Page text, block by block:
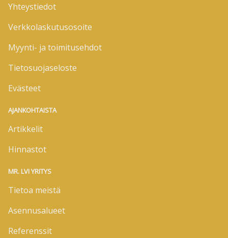
Yhteystiedot
Verkkolaskutusosoite
Myynti- ja toimitusehdot
Tietosuojaseloste
Evästeet
AJANKOHTAISTA
Artikkelit
Hinnastot
MR. LVI YRITYS
Tietoa meistä
Asennusalueet
Referenssit